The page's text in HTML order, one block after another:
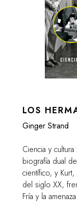
LOS
Ginger Strand
Ciencia y
biografía dual
científico, y
del siglo XX,
Fría y la